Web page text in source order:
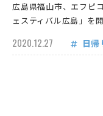
広島県福山市、エフピ
ェスティバル広島」を
2020.12.27 日帰